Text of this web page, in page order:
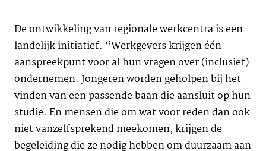
De ontwikkeling van regionale werkcentra is een
landelijk initiatief. “Werkgevers krijgen één
aanspreekpunt voor al hun vragen over (inclusief)
ondernemen. Jongeren worden geholpen bij het
vinden van een passende baan die aansluit op hun
studie. En mensen die om wat voor reden dan ook
niet vanzelfsprekend meekomen, krijgen de
begeleiding die ze nodig hebben om duurzaam aan